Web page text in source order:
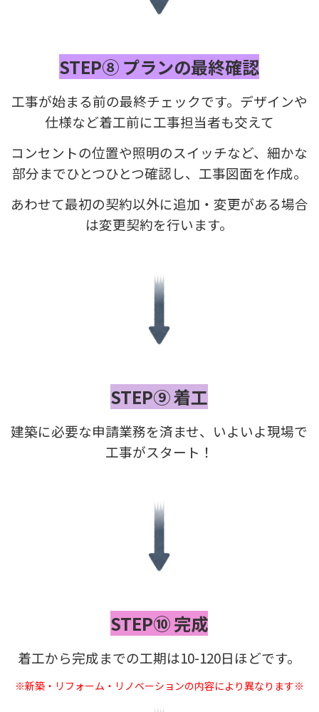
STEP⑧ プランの最終確認
工事が始まる前の最終チェックです。デザインや
仕様など着工前に工事担当者も交えて
コンセントの位置や照明のスイッチなど、細かな
部分までひとつひとつ確認し、 工事図面を作成。
あわせて最初の契約以外に追加・変更がある場合
は変更契約を行います。
STEP⑨ 着工
建築に必要な申請業務を済ませ、 いよいよ現場で
工事がスタート！
STEP⑩ 完成
着工から完成までの工期は10-120日ほどです。
※新築・リフォーム・リノベーションの内容により異なります※